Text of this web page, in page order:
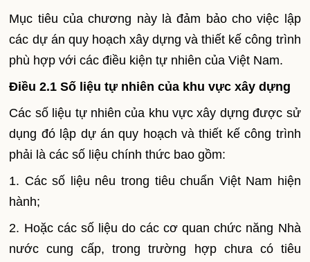
Mục tiêu của chương này là đảm bảo cho việc lập
các dự án quy hoạch xây dựng và thiết kế công trình
phù hợp với các điều kiện tự nhiên của Việt Nam.
Điều 2.1 Số liệu tự nhiên của khu vực xây dựng
Các số liệu tự nhiên của khu vực xây dựng được sử
dụng đó lập dự án quy hoạch và thiết kế công trình
phải là các số liệu chính thức bao gồm:
1. Các số liệu nêu trong tiêu chuẩn Việt Nam hiện
hành;
2. Hoặc các số liệu do các cơ quan chức năng Nhà
nước cung cấp, trong trường hợp chưa có tiêu